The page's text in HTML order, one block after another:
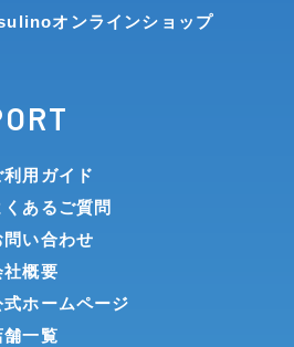
オンラインショップ
利用ガイド
くあるご質問
問い合わせ
社概要
式ホームページ
舗一覧